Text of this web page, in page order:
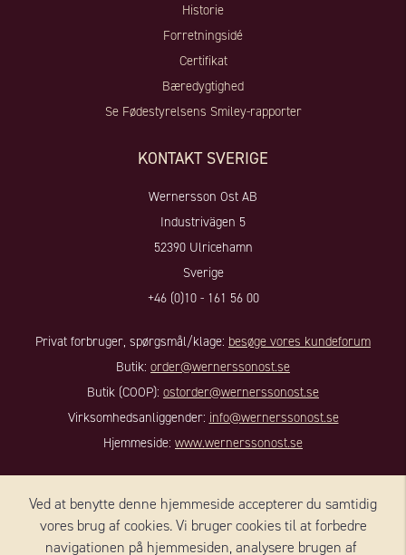
Ved at benytte denne hjemmeside accepterer du samtidig
vores brug af cookies. Vi bruger cookies til at forbedre
navigationen på hjemmesiden, analysere brugen af ​​
Historie
Forretningsidé
Certifikat
Bæredygtighed
Se Fødestyrelsens Smiley-rapporter
KONTAKT SVERIGE
Wernersson Ost AB
Industrivägen 5
52390 Ulricehamn
Sverige
+46 (0)10 - 161 56 00
Privat forbruger, spørgsmål/klage: besøge vores kundeforum
Butik: order@wernerssonost.se
Butik (COOP): ostorder@wernerssonost.se
Virksomhedsanliggender: info@wernerssonost.se
Hjemmeside: www.wernerssonost.se
Wernersson Ost Danmark A/S